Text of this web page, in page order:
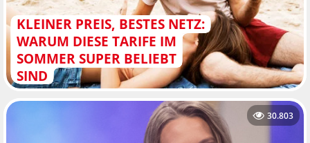
KLEINER PREIS, BESTES NETZ:
WARUM DIESE TARIFE IM
SOMMER SUPER BELIEBT
SIND
30.803